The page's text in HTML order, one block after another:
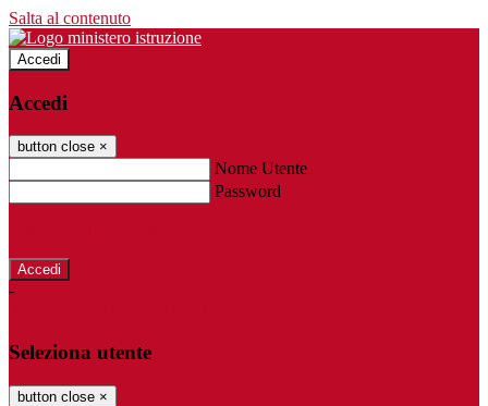
Salta al contenuto
Accedi
Accedi
button close ×
Nome Utente
Password
-
Seleziona utente
button close ×